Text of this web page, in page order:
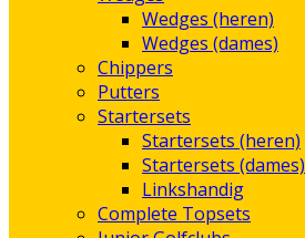
Wedges (heren)
Wedges (dames)
Chippers
Putters
Startersets
Startersets (heren)
Startersets (dames)
Linkshandig
Complete Topsets